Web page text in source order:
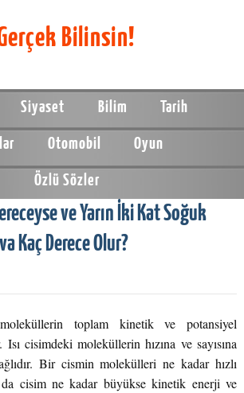
Bilinsin!
Siyaset Bilim Tarih
Otomobil Oyun
Özlü Sözler
ve Yarın İki Kat Soğuk
Kaç Derece Olur?
toplam kinetik ve potansiyel
cisimdeki moleküllerin hızına ve sayısına
Bir cismin molekülleri ne kadar hızlı
cisim ne kadar büyükse kinetik enerji ve